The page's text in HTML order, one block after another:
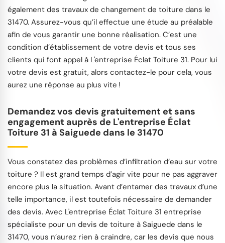
également des travaux de changement de toiture dans le
31470. Assurez-vous qu’il effectue une étude au préalable
afin de vous garantir une bonne réalisation. C’est une
condition d’établissement de votre devis et tous ses
clients qui font appel à L'entreprise Éclat Toiture 31. Pour lui
votre devis est gratuit, alors contactez-le pour cela, vous
aurez une réponse au plus vite !
Demandez vos devis gratuitement et sans
engagement auprès de L'entreprise Éclat
Toiture 31 à Saiguede dans le 31470
Vous constatez des problèmes d’infiltration d’eau sur votre
toiture ? Il est grand temps d’agir vite pour ne pas aggraver
encore plus la situation. Avant d’entamer des travaux d’une
telle importance, il est toutefois nécessaire de demander
des devis. Avec L'entreprise Éclat Toiture 31 entreprise
spécialiste pour un devis de toiture à Saiguede dans le
31470, vous n’aurez rien à craindre, car les devis que nous